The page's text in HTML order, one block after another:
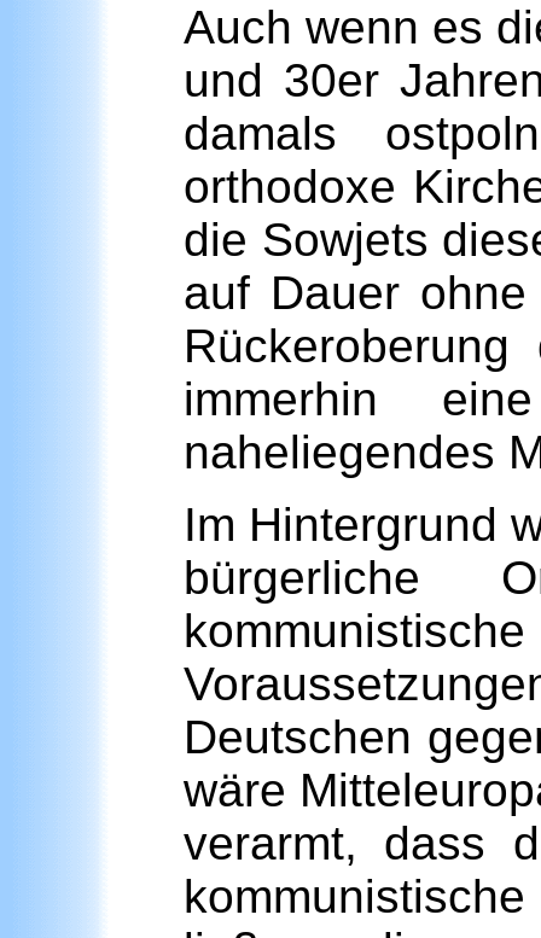
Auch wenn es
und 30er
damals
orthodoxe
die Sowjets
auf Dauer
immerhin
naheliegendes
Im Hintergrund
bürgerliche
Deutschen
wäre
verarmt, dass